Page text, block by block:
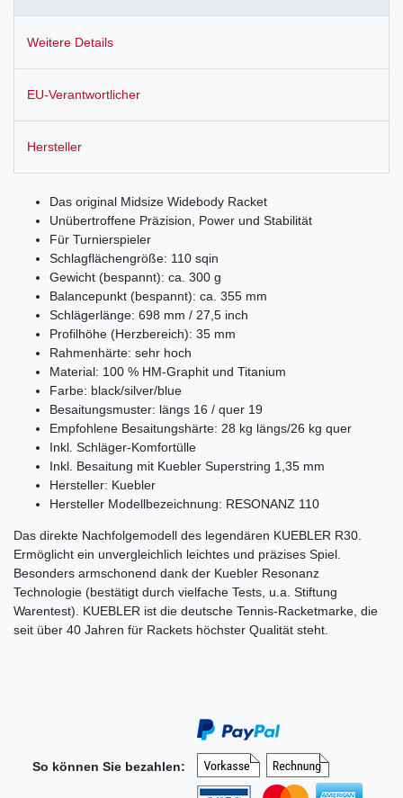
Weitere Details
EU-Verantwortlicher
Hersteller
Das original Midsize Widebody Racket
Unübertroffene Präzision, Power und Stabilität
Für Turnierspieler
Schlagflächengröße: 110 sqin
Gewicht (bespannt): ca. 300 g
Balancepunkt (bespannt): ca. 355 mm
Schlägerlänge: 698 mm / 27,5 inch
Profilhöhe (Herzbereich): 35 mm
Rahmenhärte: sehr hoch
Material: 100 % HM-Graphit und Titanium
Farbe: black/silver/blue
Besaitungsmuster: längs 16 / quer 19
Empfohlene Besaitungshärte: 28 kg längs/26 kg quer
Inkl. Schläger-Komfortülle
Inkl. Besaitung mit Kuebler Superstring 1,35 mm
Hersteller: Kuebler
Hersteller Modellbezeichnung: RESONANZ 110
Das direkte Nachfolgemodell des legendären KUEBLER R30.
Ermöglicht ein unvergleichlich leichtes und präzises Spiel.
Besonders armschonend dank der Kuebler Resonanz
Technologie (bestätigt durch vielfache Tests, u.a. Stiftung
Warentest). KUEBLER ist die deutsche Tennis-Racketmarke, die
seit über 40 Jahren für Rackets höchster Qualität steht.
So können Sie bezahlen: